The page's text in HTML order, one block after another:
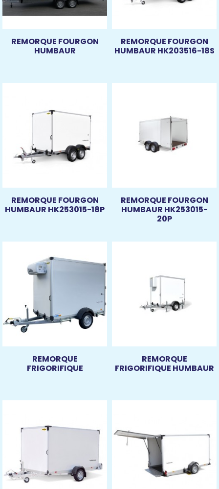
REMORQUE FOURGON
HUMBAUR
REMORQUE FOURGON
HUMBAUR HK203516-18S
REMORQUE FOURGON
HUMBAUR HK253015-18P
REMORQUE FOURGON
HUMBAUR HK253015-
20P
REMORQUE
FRIGORIFIQUE
REMORQUE
FRIGORIFIQUE HUMBAUR